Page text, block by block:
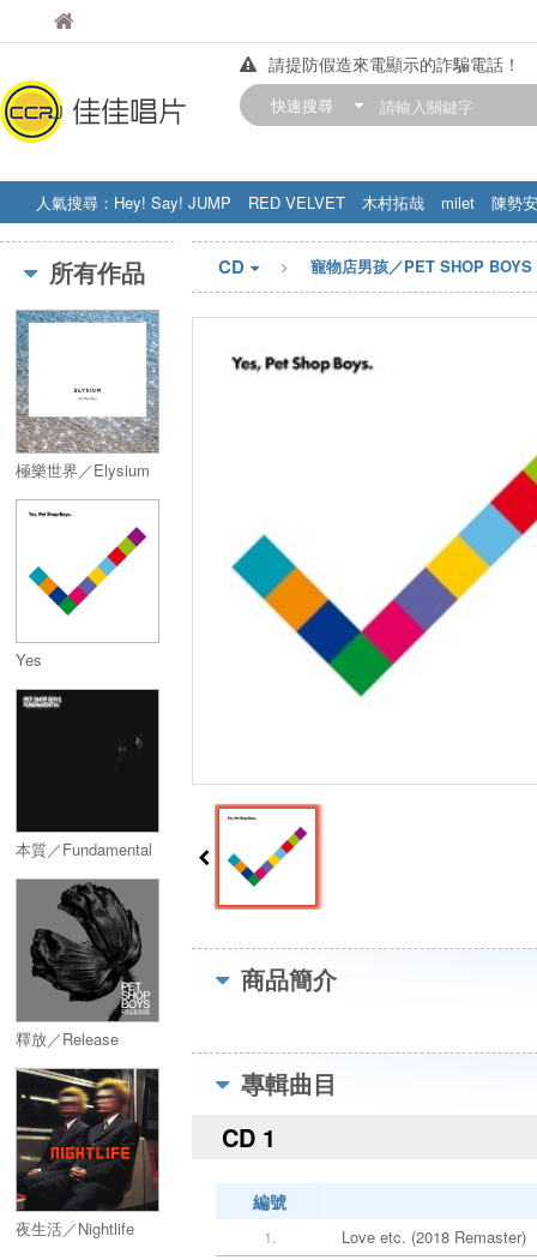
佳佳唱片
請提防假造來電顯示的詐騙電話！
【中華門市營業時間調整公告】
快速搜尋
人氣搜尋： Hey! Say! JUMP RED VELVET 木村拓哉 milet
陳勢安
STRAY KIDS
盧廣仲 周杰伦
所有作品
極樂世界／Elysium
Yes
本質／Fundamental
釋放／Release
夜生活／Nightlife
CD 寵物店男孩／PET SHOP BOYS
商品簡介
專輯曲目
CD 1
編號
1.
Love etc. (2018 Remaster)